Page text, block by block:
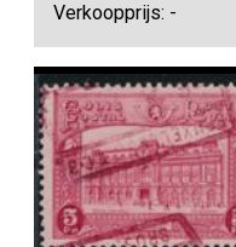
Verkoopprijs: -